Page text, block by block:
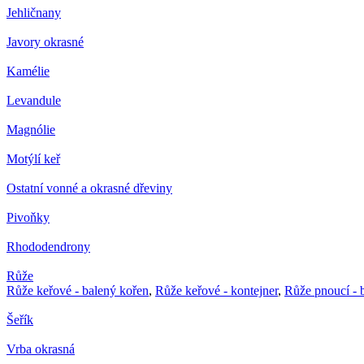
Jehličnany
Javory okrasné
Kamélie
Levandule
Magnólie
Motýlí keř
Ostatní vonné a okrasné dřeviny
Pivoňky
Rhododendrony
Růže
Růže keřové - balený kořen, Růže keřové - kontejner, Růže pnoucí -
Šeřík
Vrba okrasná